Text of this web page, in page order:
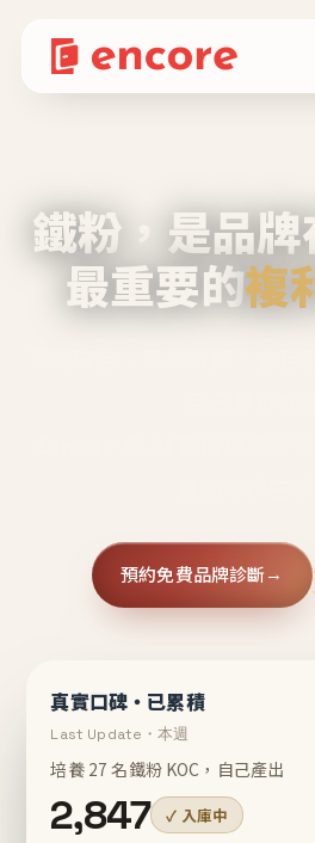
鐵粉，是品
最重要的複
預約免費品牌診斷→
真實口碑・已累積
Last Update・本週
培養 27 名鐵粉 KOC，自己產出
2,847 ✓ 入庫中